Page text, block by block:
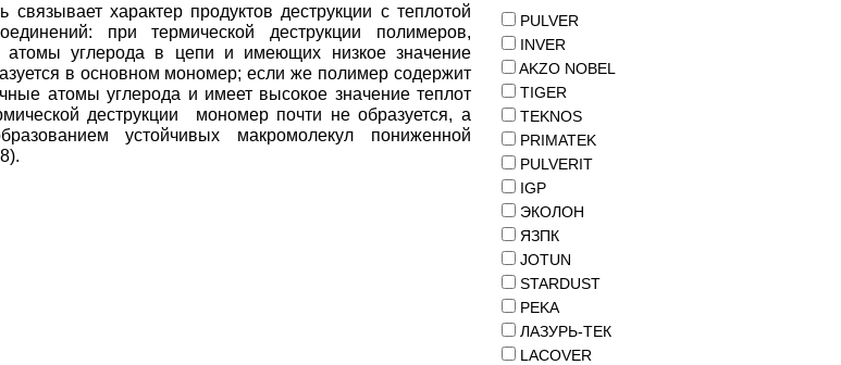
связывает характер продуктов деструкции с теплотой
при термической деструкции полимеров,
атомы углерода в цепи и имеющих низкое значение
в основном мономер; если же полимер содержит
атомы углерода и имеет высокое значение теплот
деструкции мономер почти не образуется, а
устойчивых макромолекул пониженной
PULVER
INVER
AKZO NOBEL
TIGER
TEKNOS
PRIMATEK
PULVERIT
IGP
ЭКОЛОН
ЯЗПК
JOTUN
STARDUST
PEKA
ЛАЗУРЬ-ТЕК
LACOVER